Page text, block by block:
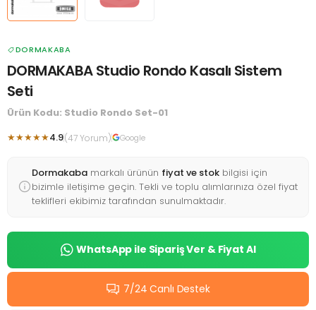
DORMAKABA
DORMAKABA Studio Rondo Kasalı Sistem
Seti
Ürün Kodu: Studio Rondo Set-01
★★★★★4.9(47 Yorum) Google
Dormakaba markalı ürünün fiyat ve stok bilgisi için
bizimle iletişime geçin. Tekli ve toplu alımlarınıza özel fiyat
teklifleri ekibimiz tarafından sunulmaktadır.
WhatsApp ile Sipariş Ver & Fiyat Al
7/24 Canlı Destek